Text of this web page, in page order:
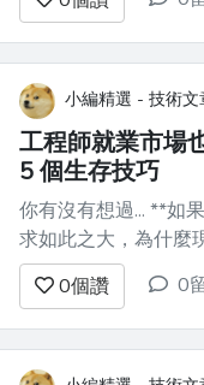
變更做出反應。 您是網頁開發人員嗎？
使用過 Redux、
庫嗎？恭喜！您已經
我記得我第一天嘗試
的）Re...
小編精選 - 技術文
工程師就業市場
5 個生存技巧
你有沒有想過... **如果軟體開發人員的需
求如此之大，為什麼
工作這麼難？** 為什麼面試過程這麼長？
為什麼會有數百次拒絕？ 為什麼
工資低？ 今天，您將了解混亂背後的原
因。 我們是如何來到這裡的。以及為什
0個讚 0